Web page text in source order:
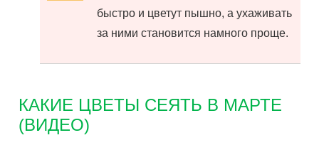
быстро и цветут пышно, а ухаживать
за ними становится намного проще.
КАКИЕ ЦВЕТЫ СЕЯТЬ В МАРТЕ
(ВИДЕО)